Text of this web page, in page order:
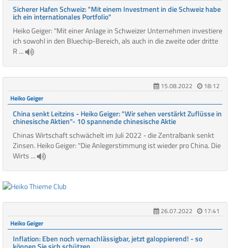
Sicherer Hafen Schweiz: "Mit einem Investment in die Schweiz habe
ich ein internationales Portfolio"
Heiko Geiger: "Mit einer Anlage in Schweizer Unternehmen investiere
ich sowohl in den Bluechip-Bereich, als auch in die zweite oder dritte
R ...
15.08.2022
18:12
Heiko Geiger
China senkt Leitzins - Heiko Geiger: "Wir sehen verstärkt Zuflüsse in
chinesische Aktien"- 10 spannende chinesische Aktie
Chinas Wirtschaft schwächelt im Juli 2022 - die Zentralbank senkt
Zinsen. Heiko Geiger: "Die Anlegerstimmung ist wieder pro China. Die
Wirts ...
26.07.2022
17:41
Heiko Geiger
Inflation: Eben noch vernachlässigbar, jetzt galoppierend! - so